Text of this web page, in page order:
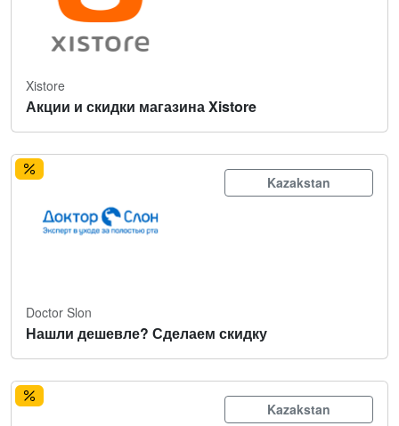
Xistore
Акции и скидки магазина Xistore
Kazakstan
Doctor Slon
Нашли дешевле? Сделаем скидку
Kazakstan